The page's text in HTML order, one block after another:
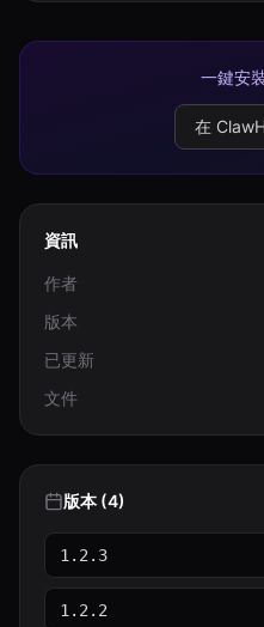
一鍵安
在
資訊
作者
版本
已更新
文件
版本 (4)
1.2.3
1.2.2